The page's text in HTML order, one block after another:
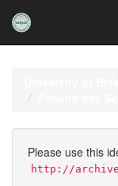
Please use this
http://